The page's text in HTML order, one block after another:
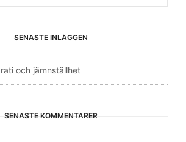
SENASTE INLÄGGEN
och jämnställhet
SENASTE KOMMENTARER